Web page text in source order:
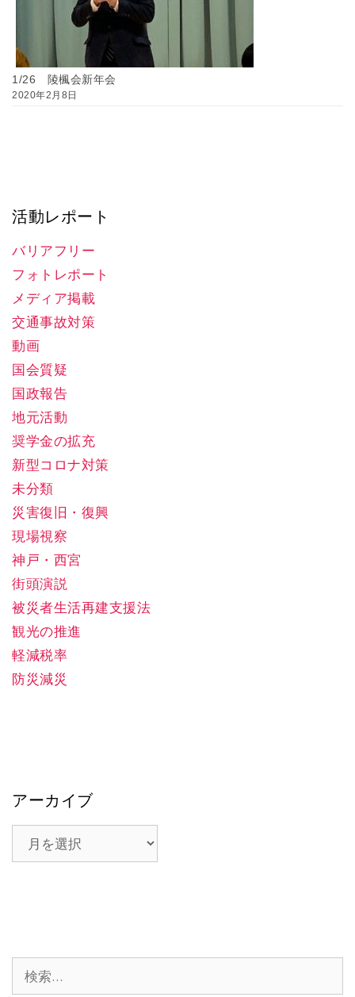
1/26 陵楓会新年会
2020年2月8日
活動レポート
バリアフリー
フォトレポート
メディア掲載
交通事故対策
動画
国会質疑
国政報告
地元活動
奨学金の拡充
新型コロナ対策
未分類
災害復旧・復興
現場視察
神戸・西宮
街頭演説
被災者生活再建支援法
観光の推進
軽減税率
防災減災
アーカイブ
索: